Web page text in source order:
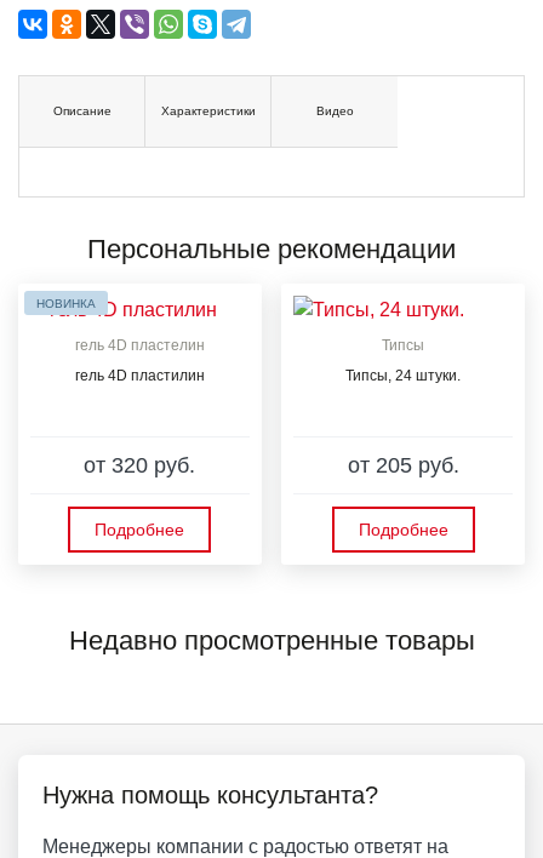
Описание Характеристики Видео
Персональные рекомендации
НОВИНКА
гель 4D пластелин
гель 4D пластилин
от 320 руб.
Подробнее
Типсы
Типсы, 24 штуки.
от 205 руб.
Подробнее
Недавно просмотренные товары
Нужна помощь консультанта?
Менеджеры компании с радостью ответят на